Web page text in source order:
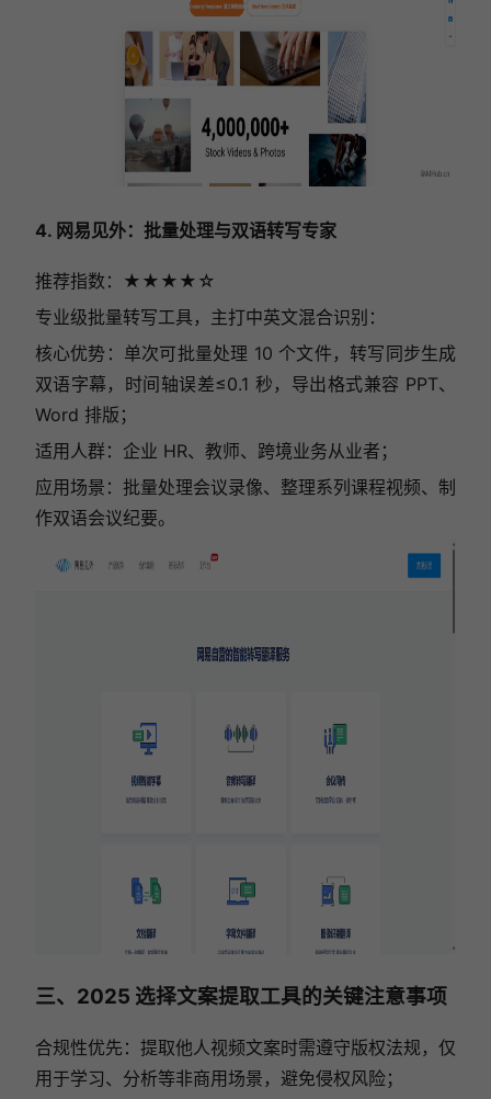
4. 网易见外：批量处理与双语转写专家
推荐指数：★★★★☆
专业级批量转写工具，主打中英文混合识别：
核心优势：单次可批量处理 10 个文件，转写同步生成
双语字幕，时间轴误差≤0.1 秒，导出格式兼容 PPT、
Word 排版；
适用人群：企业 HR、教师、跨境业务从业者；
应用场景：批量处理会议录像、整理系列课程视频、制
作双语会议纪要。
三、2025 选择文案提取工具的关键注意事项
合规性优先：提取他人视频文案时需遵守版权法规，仅
用于学习、分析等非商用场景，避免侵权风险；